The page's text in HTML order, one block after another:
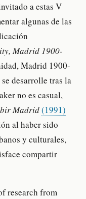
a estas V
algunas de las
Madrid 1900-
Madrid 1900-
desarrolle tras la
no es casual,
Madrid(1991)
al haber sido
y culturales,
compartir
research from